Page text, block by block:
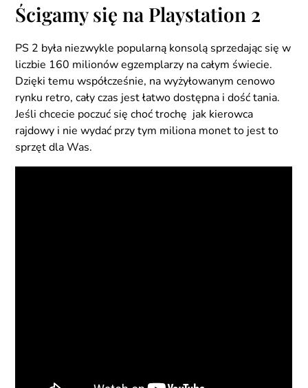
Ścigamy się na Playstation 2
PS 2 była niezwykle popularną konsolą sprzedając się w
liczbie 160 milionów egzemplarzy na całym świecie.
Dzięki temu współcześnie, na wyżyłowanym cenowo
rynku retro, cały czas jest łatwo dostępna i dość tania.
Jeśli chcecie poczuć się choć trochę jak kierowca
rajdowy i nie wydać przy tym miliona monet to jest to
sprzęt dla Was.